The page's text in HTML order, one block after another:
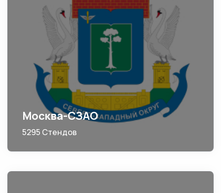
Москва-СЗАО
5295 Стендов